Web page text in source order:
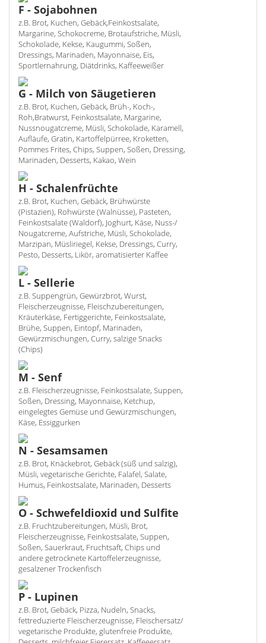
F - Sojabohnen
z.B. Brot, Kuchen, Gebäck,Feinkostsalate,
Margarine, Schokocreme, Brotaufstriche, Müsli,
Schokolade, Kekse, Kaugummi, Soßen,
Dressings, Marinaden, Mayonnaise, Eis,
Sportlernahrung, Diätdrinks, Kaffeeweißer
G - Milch von Säugetieren
z.B. Brot, Kuchen, Gebäck, Brüh-, Koch-,
Roh,Bratwurst, Feinkostsalate, Margarine,
Nussnougatcreme, Müsli, Schokolade, Karamell,
Aufläufe, Gratin, Kartoffelpürree, Kroketten,
Pommes Frites, Chips, Suppen, Soßen, Dressing,
Marinaden, Desserts, Kakao, Wein
H - Schalenfrüchte
z.B. Brot, Kuchen, Gebäck, Brühwürste
(Pistazien), Rohwürste (Walnüsse), Pasteten,
Feinkostsalate (Waldorf), Joghurt, Käse, Nuss-/
Nougatcreme, Aufstriche, Müsli, Schokolade,
Marzipan, Müsliriegel, Kekse, Dressings, Curry,
Pesto, Desserts, Likör, aromatisierter Kaffee
L - Sellerie
z.B. Suppengrün, Gewürzbrot, Wurst,
Fleischerzeugnisse, Fleischzubereitungen,
Kräuterkäse, Fertiggerichte, Feinkostsalate,
Brühe, Suppen, Eintopf, Marinaden,
Gewürzmischungen, Curry, salzige Snacks
(Chips)
M - Senf
z.B. Fleischerzeugnisse, Feinkostsalate, Suppen,
Soßen, Dressing, Mayonnaise, Ketchup,
eingelegtes Gemüse und Gewürzmischungen,
Käse, Essiggurken
N - Sesamsamen
z.B. Brot, Knäckebrot, Gebäck (süß und salzig),
Müsli, vegetarische Gerichte, Falafel, Salate,
Humus, Feinkostsalate, Marinaden, Desserts
O - Schwefeldioxid und Sulfite
z.B. Fruchtzubereitungen, Müsli, Brot,
Fleischerzeugnisse, Feinkostsalate, Suppen,
Soßen, Sauerkraut, Fruchtsaft, Chips und
andere getrocknete Kartoffelerzeugnisse,
gesalzener Trockenfisch
P - Lupinen
z.B. Brot, Gebäck, Pizza, Nudeln, Snacks,
fettreduzierte Fleischerzeugnisse, Fleischersatz/
vegetarische Produkte, glutenfreie Produkte,